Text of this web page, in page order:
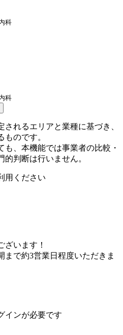
科
科
れるエリアと業種に基づき、
のです。
も、本機能では事業者の比較・
判断は行いません。
用ください
ざいます！
まで約3営業日程度いただきま
インが必要です